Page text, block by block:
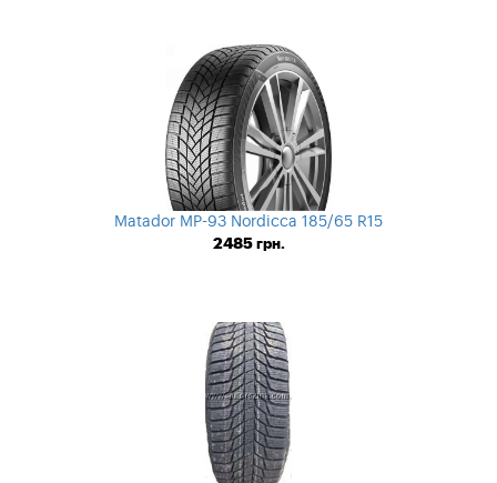
Matador MP-93 Nordicca 185/65 R15
2485 грн.